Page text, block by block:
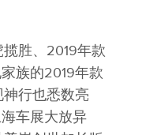
胜、2019年款
族的2019年款
行也悉数亮
车展大放异